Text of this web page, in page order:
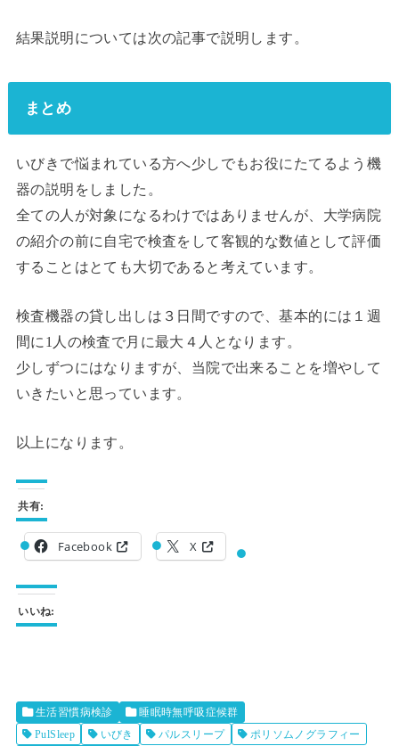
結果説明については次の記事で説明します。
まとめ
いびきで悩まれている方へ少しでもお役にたてるよう機
器の説明をしました。
全ての人が対象になるわけではありませんが、大学病院
の紹介の前に自宅で検査をして客観的な数値として評価
することはとても大切であると考えています。
検査機器の貸し出しは３日間ですので、基本的には１週
間に1人の検査で月に最大４人となります。
少しずつにはなりますが、当院で出来ることを増やして
いきたいと思っています。
以上になります。
共有:
Facebook X
いいね:
生活習慣病検診
睡眠時無呼吸症候群
PulSleep
いびき パルスリープ ポリソムノグラフィー